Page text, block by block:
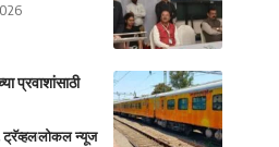
प्रवाशांसाठी
लोकल न्यूज